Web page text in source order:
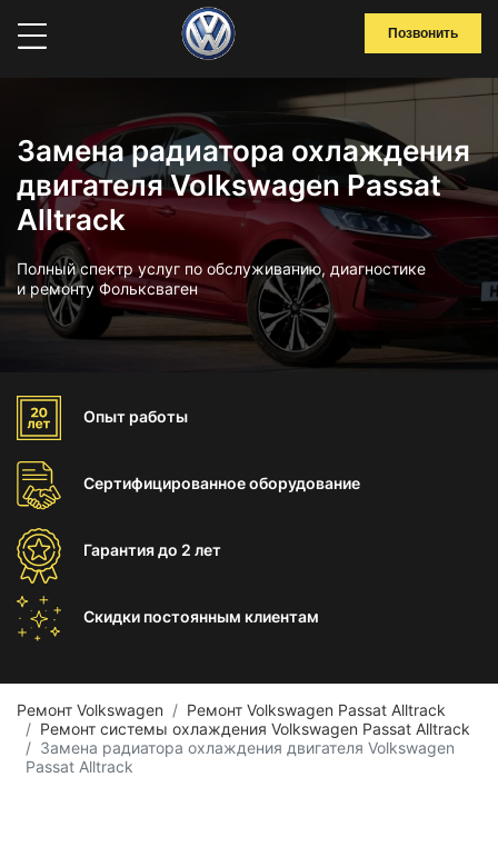
Позвонить
Замена радиатора охлаждения
двигателя Volkswagen Passat
Alltrack
Полный спектр услуг по обслуживанию, диагностике
и ремонту Фольксваген
Опыт работы
Сертифицированноеоборудование
Гарантиядо 2 лет
Скидки постоянным клиентам
Ремонт Volkswagen
Ремонт Volkswagen Passat Alltrack
Ремонт системы охлаждения Volkswagen Passat Alltrack
Замена радиатора охлаждения двигателя Volkswagen
Passat Alltrack